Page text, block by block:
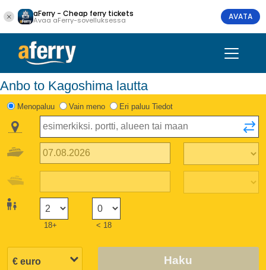
aFerry - Cheap ferry tickets
Avaa aFerry-sovelluksessa AVATA
Anbo to Kagoshima lautta
Menopaluu Vain meno Eri paluu Tiedot
18+ < 18
Haku